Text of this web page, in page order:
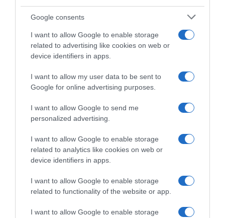
Google consents
I want to allow Google to enable storage
related to advertising like cookies on web or
device identifiers in apps.
I want to allow my user data to be sent to
Google for online advertising purposes.
I want to allow Google to send me
personalized advertising.
I want to allow Google to enable storage
related to analytics like cookies on web or
device identifiers in apps.
I want to allow Google to enable storage
related to functionality of the website or app.
I want to allow Google to enable storage
Ανοίγει τη Δευτέρα η Παλαιά
Παραλιακή στην Καλλιθέα –
Θωρακίζεται η περιοχή απέναντι σε
πλημμυρικά φαινόμενα (βίντεο)
Από τη Λεωφόρο Θησέως έως την οδό Καποδιστρίου